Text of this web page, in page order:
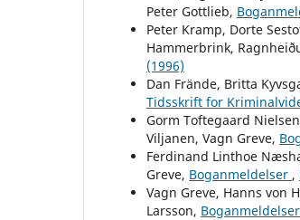
Peter Gottlieb,
Peter Kramp, Dorte
Hammerbrink,
(1996)
Dan Frände, Britta
Tidsskrift for
Gorm Toftegaard
Viljanen, Vagn Greve,
Ferdinand Linthoe
Greve, Boganmeldelser ,
Vagn Greve, Hanns von
Larsson, Boganmeldelser